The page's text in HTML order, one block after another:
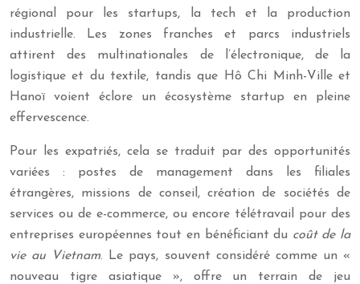
régional pour les startups, la tech et la production
industrielle. Les zones franches et parcs industriels
attirent des multinationales de l’électronique, de la
logistique et du textile, tandis que Hô Chi Minh-Ville et
Hanoï voient éclore un écosystème startup en pleine
effervescence.
Pour les expatriés, cela se traduit par des opportunités
variées : postes de management dans les filiales
étrangères, missions de conseil, création de sociétés de
services ou de e-commerce, ou encore télétravail pour des
entreprises européennes tout en bénéficiant du coût de la
vie au Vietnam. Le pays, souvent considéré comme un «
nouveau tigre asiatique », offre un terrain de jeu